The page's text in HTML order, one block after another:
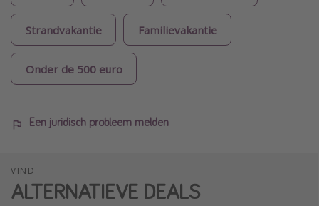
Strandvakantie Familievakantie
Onder de 500 euro
Een juridisch probleem melden
VIND
ALTERNATIEVE DEALS